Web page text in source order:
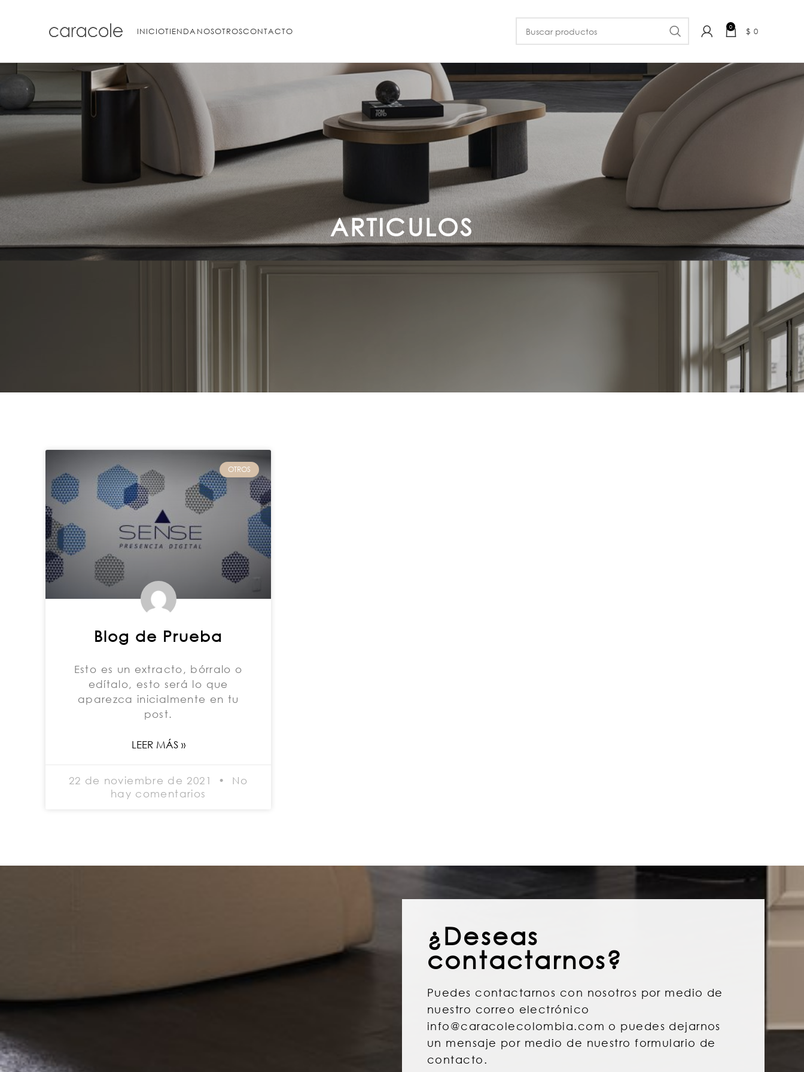
INICIOTIENDA NOSOTROSCONTACTO 0 $ 0
ARTICULOS
OTROS
Blog de Prueba
Esto es un extracto, bórralo o
edítalo, esto será lo que
aparezca inicialmente en tu
post.
LEER MÁS »
22 de noviembre de 2021
No
hay comentarios
¿Deseas
contactarnos?
Puedes contactarnos con nosotros por medio de
nuestro correo electrónico
info@caracolecolombia.com o puedes dejarnos
un mensaje por medio de nuestro formulario de
contacto.